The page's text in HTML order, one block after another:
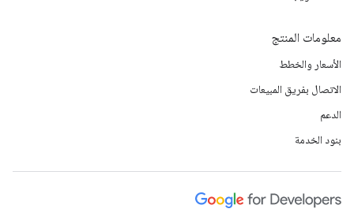
معلومات المنتج
الأسعار والخطط
الاتصال بفريق المبيعات
الدعم
بنود الخدمة